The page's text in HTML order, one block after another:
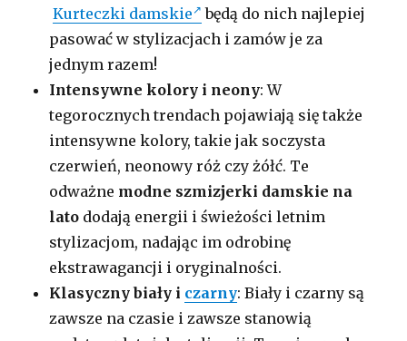
Kurteczki damskie
będą do nich najlepiej
pasować w stylizacjach i zamów je za
jednym razem!
Intensywne kolory i neony: W
tegorocznych trendach pojawiają się także
intensywne kolory, takie jak soczysta
czerwień, neonowy róż czy żółć. Te
odważne modne szmizjerki damskie na
lato dodają energii i świeżości letnim
stylizacjom, nadając im odrobinę
ekstrawagancji i oryginalności.
Klasyczny biały i czarny: Biały i czarny są
zawsze na czasie i zawsze stanowią